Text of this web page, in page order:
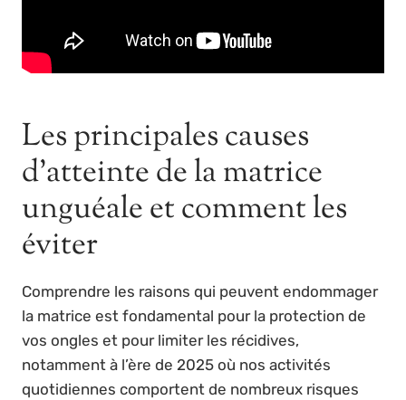
Les principales causes
d’atteinte de la matrice
unguéale et comment les
éviter
Comprendre les raisons qui peuvent endommager
la matrice est fondamental pour la protection de
vos ongles et pour limiter les récidives,
notamment à l’ère de 2025 où nos activités
quotidiennes comportent de nombreux risques